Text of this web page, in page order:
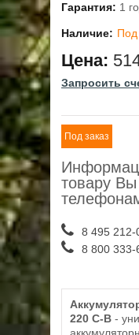
Гарантия: 1
Наличие: Под
Цена:
Запросить
Под заказ
товару Вы
8 495 212-
8 800 333-
220 C-B -